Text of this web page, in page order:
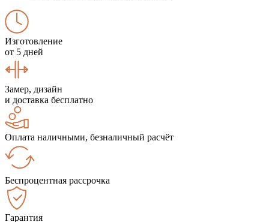
Изготовление
от 5 дней
Замер, дизайн
и доставка бесплатно
Оплата наличными, безналичный расчёт
Беспроцентная рассрочка
Гарантия